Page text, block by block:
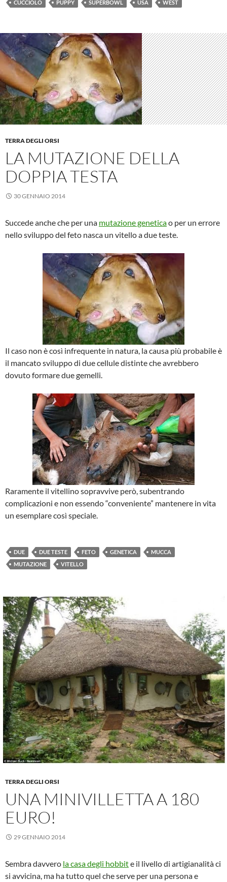
CUCCIOLO PUPPY SUPERBOWL USA WEST
TERRA DEGLI ORSI
LA MUTAZIONE DELLA
DOPPIA TESTA
30 GENNAIO 2014
Succede anche che per una mutazione geneticao per un errore
nello sviluppo del feto nasca un vitello a due teste.
Il caso non è così infrequente in natura, la causa più probabile è
il mancato sviluppo di due cellule distinte che avrebbero
dovuto formare due gemelli.
Raramente il vitellino sopravvive però, subentrando
complicazioni e non essendo “conveniente” mantenere in vita
un esemplare così speciale.
DUE DUE TESTE FETO GENETICA
MUCCA
MUTAZIONE
VITELLO
TERRA DEGLI ORSI
UNA MINIVILLETTA A 180
EURO!
29 GENNAIO 2014
Sembra davvero la casa degli hobbite il livello di artigianalità ci
si avvicina, ma ha tutto quel che serve per una persona e